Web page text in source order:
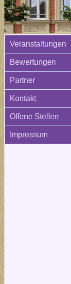
Veranstaltungen
Bewertungen
Partner
Kontakt
Offene Stellen
Impressum